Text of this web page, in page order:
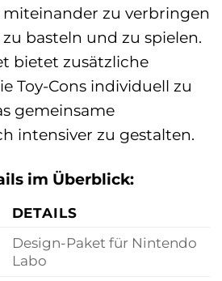
zu verbringen
basteln und zu spielen.
bietet zusätzliche
Toy-Cons individuell zu
gemeinsame
intensiver zu gestalten.
im Überblick:
DETAILS
Design-Paket für Nintendo
Labo